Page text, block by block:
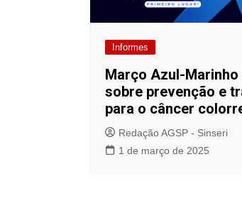
Informes
Março Azul-
sobre prevenção e
para o câncer
Redação AGSP - Sinseri
1 de março de 2025